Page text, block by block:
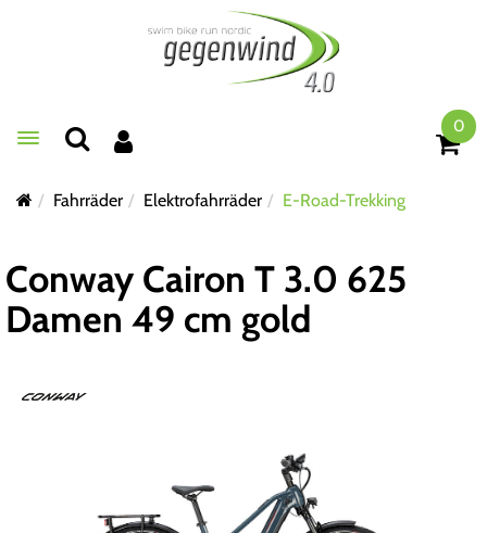
Toggle navigation
0
Fahrräder Elektrofahrräder E-Road-Trekking
Conway Cairon T 3.0 625
Damen 49 cm gold